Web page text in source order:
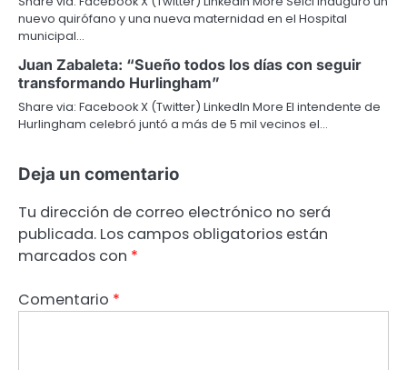
nuevo quirófano y una nueva maternidad en el Hospital
municipal…
Juan Zabaleta: “Sueño todos los días con seguir
transformando Hurlingham”
Share via: Facebook X (Twitter) LinkedIn More El intendente de
Hurlingham celebró juntó a más de 5 mil vecinos el…
Deja un comentario
Tu dirección de correo electrónico no será
publicada. Los campos obligatorios están
marcados con *
Comentario *